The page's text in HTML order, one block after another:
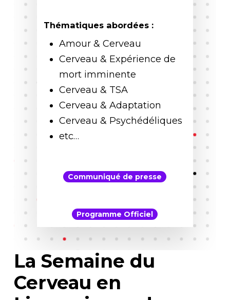
Thématiques abordées :
Amour & Cerveau
Cerveau & Expérience de
mort imminente
Cerveau & TSA
Cerveau & Adaptation
Cerveau & Psychédéliques
etc…
Communiqué de presse
Programme Officiel
La Semaine du
Cerveau en